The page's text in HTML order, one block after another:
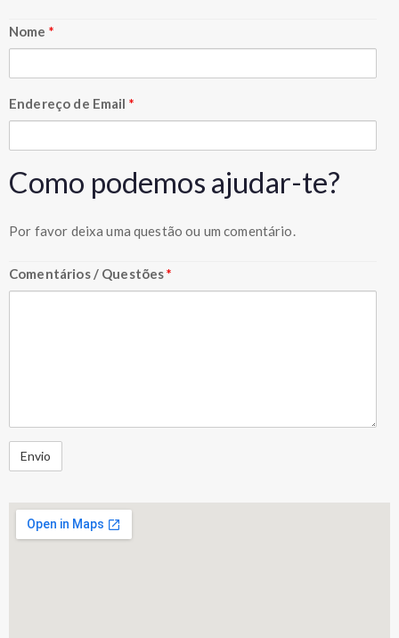
Nome *
Endereço de Email *
Como podemos ajudar-te?
Por favor deixa uma questão ou um comentário.
Comentários / Questões*